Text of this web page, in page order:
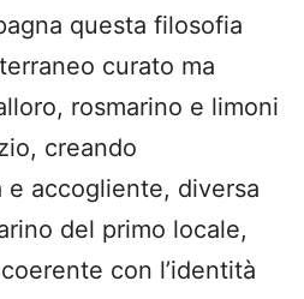
questa filosofia
curato ma
rosmarino e limoni
creando
e accogliente, diversa
del primo locale,
con l’identità